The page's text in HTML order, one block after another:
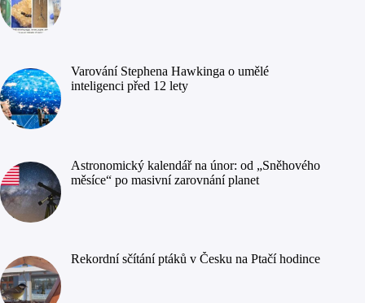
Varování Stephena Hawkinga o umělé
inteligenci před 12 lety
Astronomický kalendář na únor: od „Sněhového
měsíce“ po masivní zarovnání planet
Rekordní sčítání ptáků v Česku na Ptačí hodince